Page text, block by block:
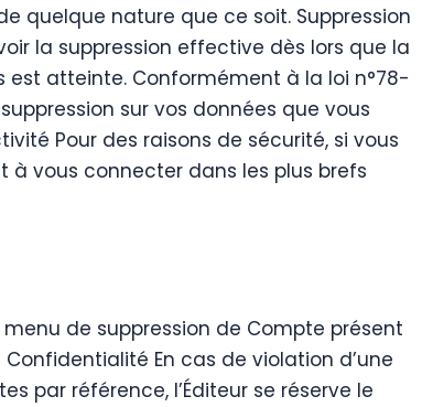
quelque nature que ce soit. Suppression
la suppression effective dès lors que la
est atteinte. Conformément à la loi n°78-
sur vos données que vous
Pour des raisons de sécurité, si vous
à vous connecter dans les plus brefs
de suppression de Compte présent
En cas de violation d’une
par référence, l’Éditeur se réserve le